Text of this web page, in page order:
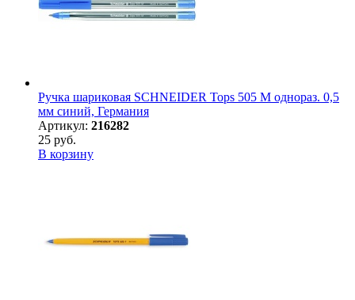
Ручка шариковая SCHNEIDER Tops 505 М однораз. 0,5
мм синий, Германия
Артикул: 216282
25 руб.
В корзину